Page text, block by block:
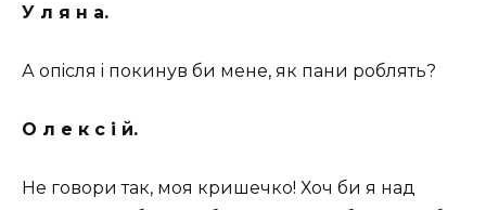
У л я н а.
А опiсля i покинув би мене, як пани роблять?
О л е к с i й.
Не говори так, моя кришечко! Хоч би я над